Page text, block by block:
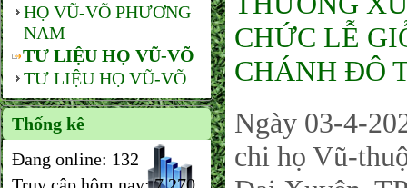
HỌ VŨ-VÕ PHƯƠNG
NAM
TƯ LIỆU HỌ VŨ-VÕ
TƯ LIỆU HỌ VŨ-VÕ
Thống kê
Đang online: 132
CHỨC LỄ
CHÁNH ĐÔ
Ngày 03-4-
chi họ Vũ-